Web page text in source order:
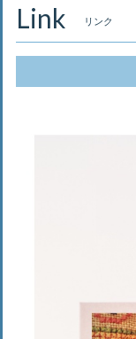
Link リンク